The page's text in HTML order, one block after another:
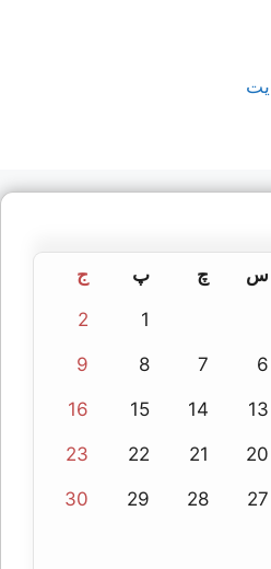
س چ پ ج
1
2
6
7
8
9
13
14
15
16
20
21
22
23
27
28
29
30